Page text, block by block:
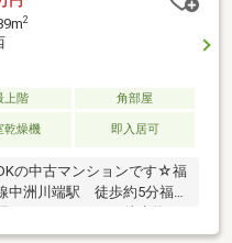
2
上階
角部屋
乾燥機 即入居可
の中古マンションです☆福
中洲川端駅 徒歩約5分福
天神駅 徒歩約10
光に優れた住まいで、那珂